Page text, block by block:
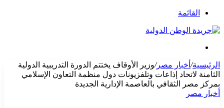
القائمة
الرئيسية/ أخبار مصر/وزير الأوقاف يختتم الدورة التدريبية الدولية
الثامنة لاتحاد إذاعات وتلفزيونات دول منظمة التعاون الإسلامي
بمركز مصر الثقافي بالعاصمة الإدارية الجديدة
أخبار مصر